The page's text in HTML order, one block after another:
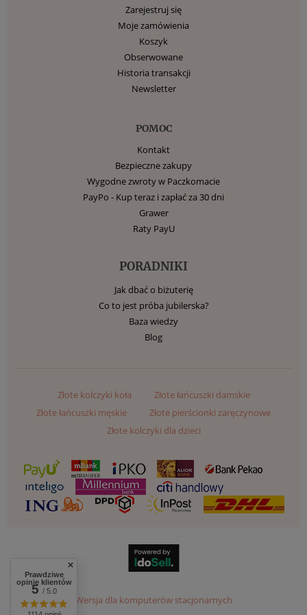
Zarejestruj się
Moje zamówienia
Koszyk
Obserwowane
Historia transakcji
Newsletter
POMOC
Kontakt
Bezpieczne zakupy
Wygodne zwroty w Paczkomacie
PayPo - Kup teraz i zapłać za 30 dni
Grawer
Raty PayU
PORADNIKI
Jak dbać o biżuterię
Co to jest próba jubilerska?
Baza wiedzy
Blog
Złote kolczyki koła
Złote łańcuszki damskie
Złote łańcuszki męskie
Złote pierścionki zaręczynowe
Złote kolczyki dla dzieci
Wersja dla komputerów stacjonarnych
Prawdziwe
opinie klientów
5/ 5.0